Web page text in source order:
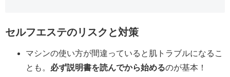
セルフエステのリスクと対策
マシンの使い方が間違っていると肌トラブルになるこ
とも。 必ず説明書を読んでから始めるのが基本！